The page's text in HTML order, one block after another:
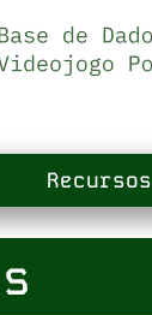
Recursos